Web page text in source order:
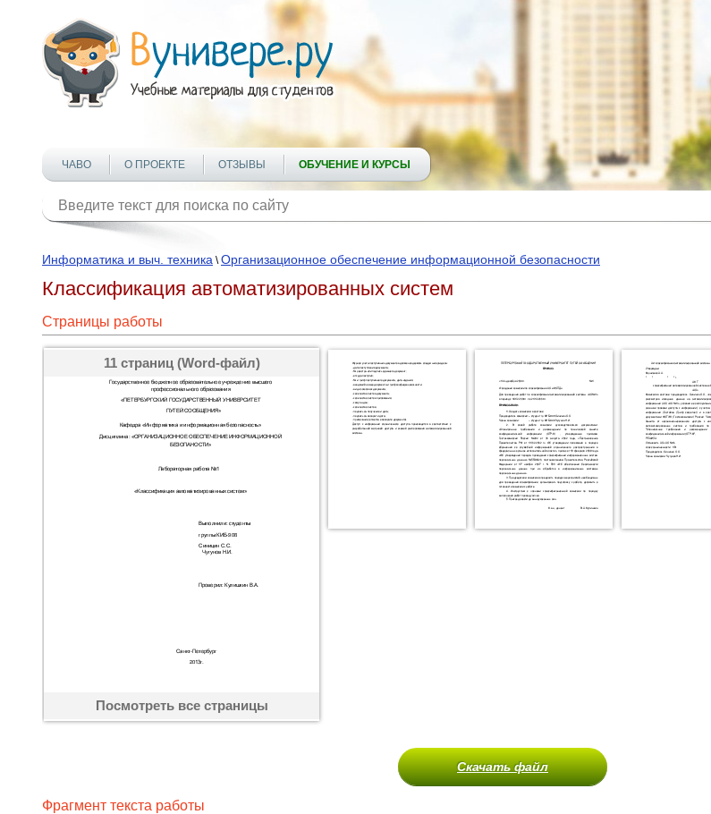
ЧАВО О ПРОЕКТЕ ОТЗЫВЫ ОБУЧЕНИЕ И КУРСЫ
Информатика и выч. техника \Организационное обеспечение информационной безопасности
Классификация автоматизированных систем
Страницы работы
11 страниц (Word-файл)
Посмотреть все страницы
Скачать файл
Фрагмент текста работы